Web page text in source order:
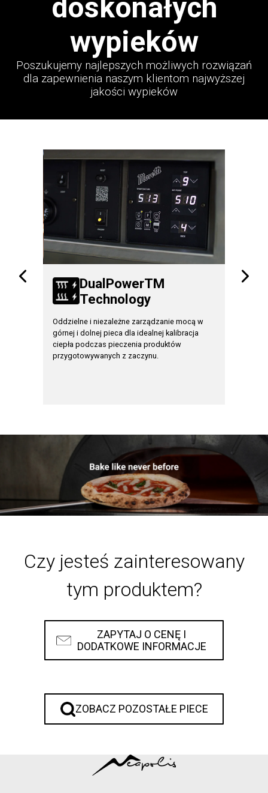
doskonałych
wypieków
Poszukujemy najlepszych możliwych rozwiązań
dla zapewnienia naszym klientom najwyższej
jakości wypieków
DualPowerTM
Technology
Oddzielne i niezależne zarządzanie mocą w
górnej i dolnej pieca dla idealnej kalibracja
ciepła podczas pieczenia produktów
przygotowywanych z zaczynu.
Czy jesteś zainteresowany
tym produktem?
ZAPYTAJ O CENĘ I
DODATKOWE INFORMACJE
ZOBACZ POZOSTAŁE PIECE